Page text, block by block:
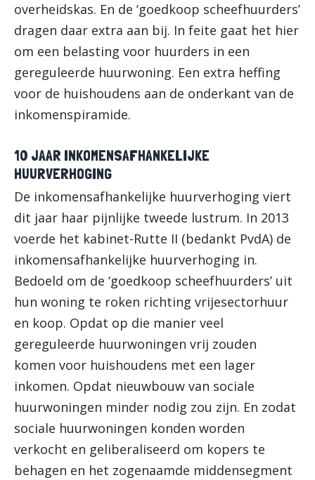
overheidskas. En de ‘goedkoop scheefhuurders’
dragen daar extra aan bij. In feite gaat het hier
om een belasting voor huurders in een
gereguleerde huurwoning. Een extra heffing
voor de huishoudens aan de onderkant van de
inkomenspiramide.
10 JAAR INKOMENSAFHANKELIJKE
HUURVERHOGING
De inkomensafhankelijke huurverhoging viert
dit jaar haar pijnlijke tweede lustrum. In 2013
voerde het kabinet-Rutte II (bedankt PvdA) de
inkomensafhankelijke huurverhoging in.
Bedoeld om de ‘goedkoop scheefhuurders’ uit
hun woning te roken richting vrijesectorhuur
en koop. Opdat op die manier veel
gereguleerde huurwoningen vrij zouden
komen voor huishoudens met een lager
inkomen. Opdat nieuwbouw van sociale
huurwoningen minder nodig zou zijn. En zodat
sociale huurwoningen konden worden
verkocht en geliberaliseerd om kopers te
behagen en het zogenaamde middensegment